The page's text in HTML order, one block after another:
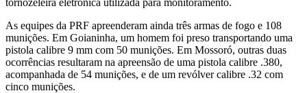
As equipes da PRF apreenderam ainda três armas de fogo e 108
munições. Em Goianinha, um homem foi preso transportando uma
pistola calibre 9 mm com 50 munições. Em Mossoró, outras duas
ocorrências resultaram na apreensão de uma pistola calibre .380,
acompanhada de 54 munições, e de um revólver calibre .32 com
cinco munições.